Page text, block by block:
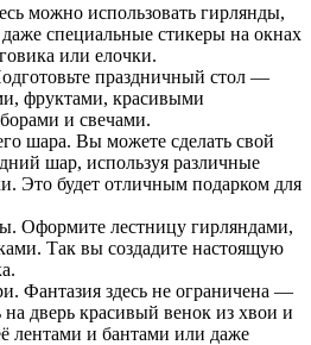
можно использовать гирлянды,
специальные стикеры на окнах
или елочки.
праздничный стол —
фруктами, красивыми
и свечами.
шара. Вы можете сделать свой
шар, используя различные
Это будет отличным подарком для
Оформите лестницу гирляндами,
Так вы создадите настоящую
Фантазия здесь не ограничена —
дверь красивый венок из хвои и
лентами и бантами или даже